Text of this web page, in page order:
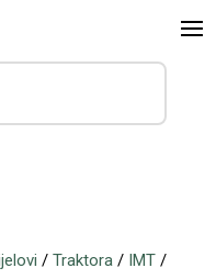
/ Traktora/ IMT/